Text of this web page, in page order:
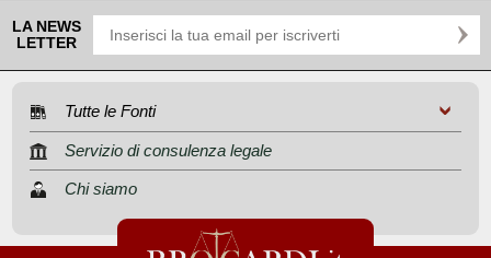
LA NEWS
LETTER
Tutte le Fonti
Servizio di consulenza legale
Chi siamo